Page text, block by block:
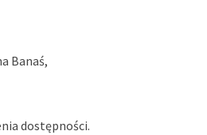
Banaś,
dostępności.